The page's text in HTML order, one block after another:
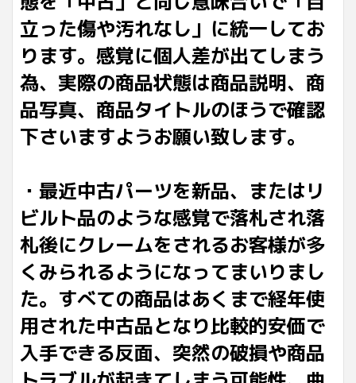
立った傷や汚れなし」に統一してお
ります。感覚に個人差が出てしまう
為、実際の商品状態は商品説明、商
品写真、商品タイトルのほうで確認
下さいますようお願い致します。
・最近中古パーツを新品、またはリ
ビルト品のような感覚で落札され落
札後にクレームをされるお客様が多
くみられるようになってまいりまし
た。すべての商品はあくまで経年使
用された中古品となり比較的安価で
入手できる反面、突然の破損や商品